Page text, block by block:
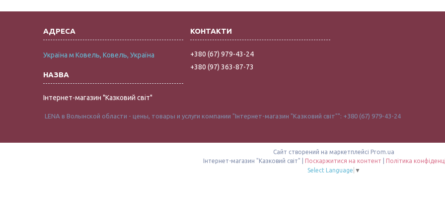
Україна м Ковель, Ковель, Україна
Інтернет-магазин "Казковий світ"
+380 (67) 979-43-24
+380 (97) 363-87-73
LENA в Волынской области - цены, товары и услуги компании "Інтернет-магазин "Казковий світ"": +380 (67) 979-43-24
Сайт створений на маркетплейсі Prom.ua
Поскаржитися на контент
Політика
Select Language ▼